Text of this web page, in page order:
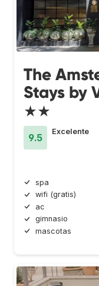
The
Stays by
★★
9.5
Excelente
spa
wifi (gratis)
ac
gimnasio
mascotas